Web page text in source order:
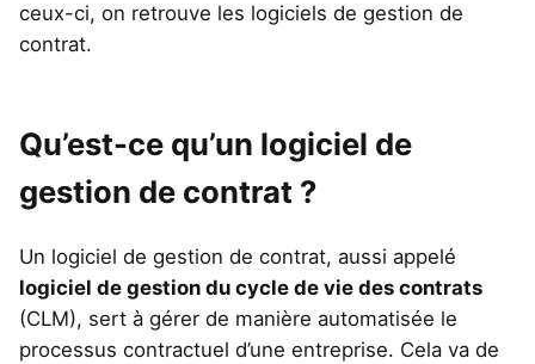
ceux-ci, on retrouve les logiciels de gestion de
contrat.
Qu’est-ce qu’un logiciel de
gestion de contrat ?
Un logiciel de gestion de contrat, aussi appelé
logiciel de gestion du cycle de vie des contrats
(CLM), sert à gérer de manière automatisée le
processus contractuel d’une entreprise. Cela va de